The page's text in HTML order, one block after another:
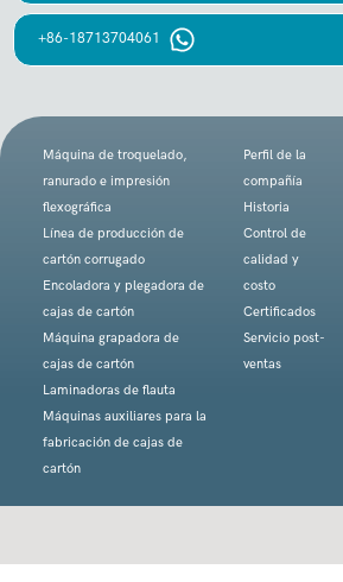
+86-18713704061
Máquina de troquelado,
ranurado e impresión
flexográfica
Línea de producción de
cartón corrugado
Encoladora y plegadora de
cajas de cartón
Máquina grapadora de
cajas de cartón
Laminadoras de flauta
Máquinas auxiliares para la
fabricación de cajas de
cartón
Perfil de la
compañía
Historia
Control de
calidad y
costo
Certificados
Servicio post-
ventas